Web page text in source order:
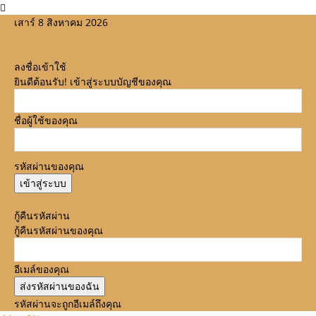
เสาร์ 8 สิงหาคม 2026
ลงชื่อเข้าใช้
ยินดีต้อนรับ! เข้าสู่ระบบบัญชีของคุณ
ชื่อผู้ใช้ของคุณ
รหัสผ่านของคุณ
กู้คืนรหัสผ่าน
กู้คืนรหัสผ่านของคุณ
อีเมล์ของคุณ
รหัสผ่านจะถูกอีเมล์ถึงคุณ